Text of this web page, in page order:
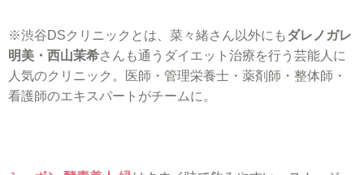
※渋谷DSクリニックとは、菜々緒さん以外にもダレノガレ
明美・西山茉希さんも通うダイエット治療を行う芸能人に
人気のクリニック。医師・管理栄養士・薬剤師・整体師・
看護師のエキスパートがチームに。